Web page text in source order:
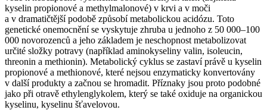
kyselin propionové a methylmalonové) v krvi a v moči
a v dramatičtější podobě způsobí metabolickou acidózu. Toto
genetické onemocnění se vyskytuje zhruba u jednoho z 50 000–100
000 novorozenců a jeho základem je neschopnost metabolizovat
určité složky potravy (například aminokyseliny valin, isoleucin,
threonin a methionin). Metabolický cyklus se zastaví právě u kyselin
propionové a methionové, které nejsou enzymaticky konvertovány
v další produkty a začnou se hromadit. Příznaky jsou proto podobné
jako při otravě ethylenglykolem, který se také oxiduje na organickou
kyselinu, kyselinu šťavelovou.